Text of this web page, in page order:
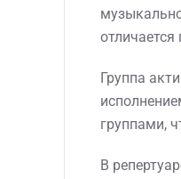
Группа
группами,
В